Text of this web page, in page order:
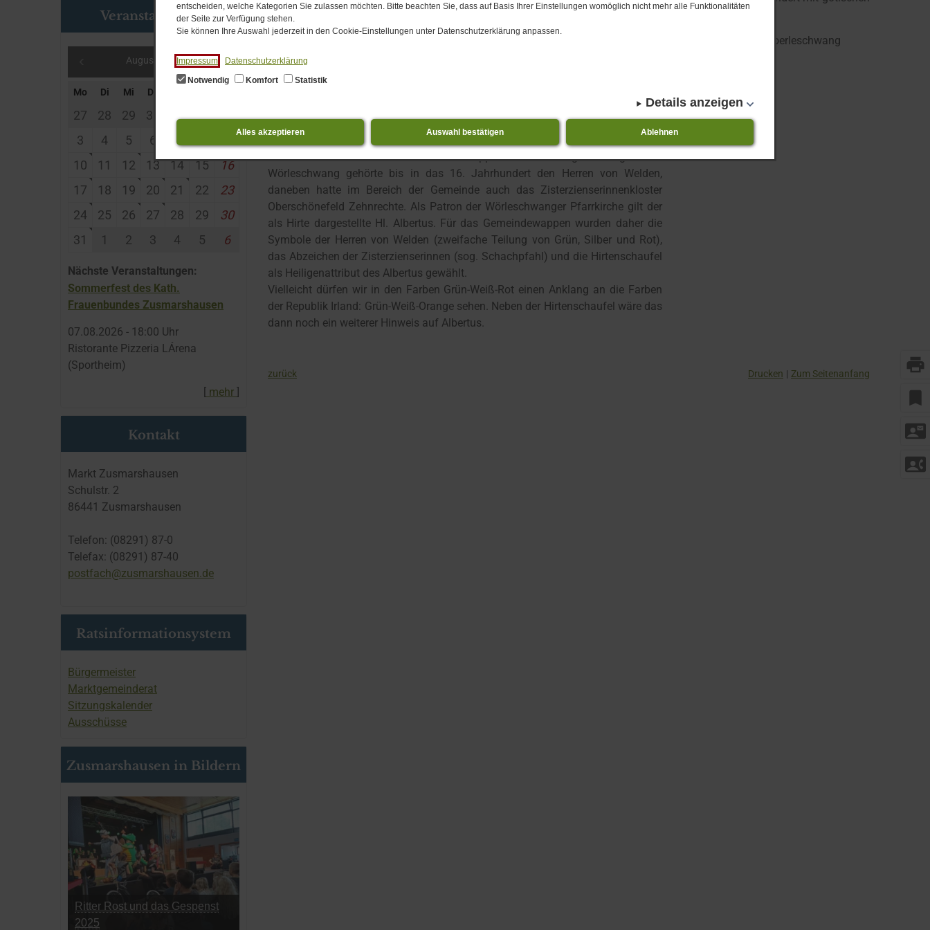
entscheiden, welche Kategorien Sie zulassen möchten. Bitte beachten Sie, dass auf Basis Ihrer Einstellungen womöglich nicht mehr alle Funktionalitäten
der Seite zur Verfügung stehen.
Sie können Ihre Auswahl jederzeit in den Cookie-Einstellungen unter Datenschutzerklärung anpassen.
Impressum
Datenschutzerklärung
Notwendig
Komfort Statistik
Details anzeigen
Alles akzeptieren Auswahl bestätigen Ablehnen
Fresken ziert den Ort.
Wörleschwang die Annahme eines Wappens und einer Fahne genehmigt.
Die Wappenbeschreibung lautet: „Durch einen in zwei Reihen von Silber und Rot
Die Fahne zeigt drei Streifen in der Farbenfolge Grün-Weiß-Rot, sie soll mit dem
Gemeindewappen geführt werden.
Der Inhalt des Hoheitszeichens des Wappens ist wie folgt zu begründen:
Wörleschwang gehörte bis in das 16. Jahrhundert den Herren von Welden,
daneben hatte im Bereich der Gemeinde auch das Zisterzienserinnenkloster
Oberschönefeld Zehnrechte. Als Patron der Wörleschwanger Pfarrkirche gilt der
als Hirte dargestellte Hl. Albertus. Für das Gemeindewappen wurden daher die
Symbole der Herren von Welden (zweifache Teilung von Grün, Silber und Rot),
das Abzeichen der Zisterzienserinnen (sog. Schachpfahl) und die Hirtenschaufel
als Heiligenattribut des Albertus gewählt.
Vielleicht dürfen wir in den Farben Grün-Weiß-Rot einen Anklang an die Farben
der Republik Irland: Grün-Weiß-Orange sehen. Neben der Hirtenschaufel wäre das
dann noch ein weiterer Hinweis auf Albertus.
zurück Drucken Zum Seitenanfang
print
bookmark
contact_mail
contact_phone
Veranstaltungen
August 2026
Mo Di Mi Do
27 28 29 30 31 1
2
3
4 5 6 7
10
11 12 13 14 15
16
17
18 19 20 21 22
23
24
25 26 27 28 29
30
31
1 2 3 4 5 6
Nächste Veranstaltungen:
Sommerfest des Kath.
Frauenbundes Zusmarshausen
07.​08.​2026 - 18:00 Uhr
Ristorante Pizzeria LÁrena
(Sportheim)
[ mehr ]
Kontakt
Markt Zusmarshausen
Schulstr. 2
86441 Zusmarshausen
Telefon: (08291) 87-0
Telefax: (08291) 87-40
postfach@zusmarshausen.de
Ratsinformationsystem
Bürgermeister
Marktgemeinderat
Sitzungskalender
Ausschüsse
Zusmarshausen in Bildern
Ritter Rost und das Gespenst
2025